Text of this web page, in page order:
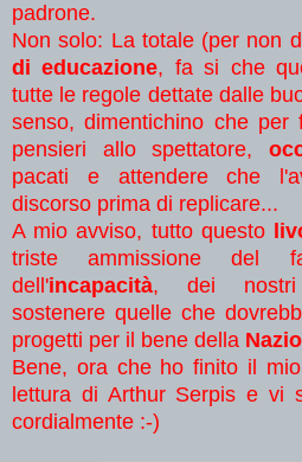
padrone.
Non solo: La totale (per non
di educazione, fa si che
tutte le regole dettate dalle
senso, dimentichino che per
pensieri allo spettatore,
pacati e attendere che
discorso prima di replicare...
A mio avviso, tutto questo
triste ammissione del
dell'incapacità, dei nostri
sostenere quelle che
progetti per il bene della
Bene, ora che ho finito il
lettura di Arthur Serpis e vi
cordialmente :-)